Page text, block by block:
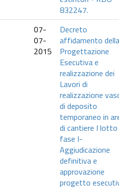
832247.
07-
07-
2015
Decreto
affidamento della
Progettazione
Esecutiva e
realizzazione dei
Lavori di
realizzazione
di deposito
temporaneo in
di cantiere I lotto
fase I-
Aggiudicazione
definitiva e
approvazione
progetto